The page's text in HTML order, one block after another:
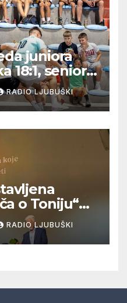
juniora
18:1, seniori
u
završili
RADIO LJUBUŠKI
o Toniju“
RADIO LJUBUŠKI